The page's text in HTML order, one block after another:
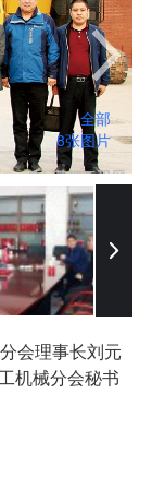
全部
8张图片
会理事长刘元
机械分会秘书